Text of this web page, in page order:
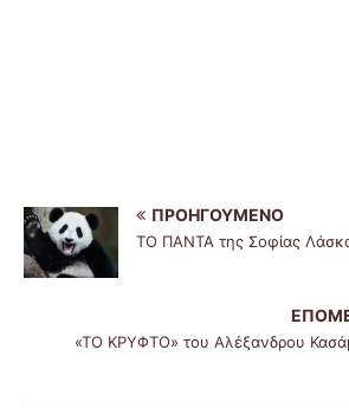
ΠΡΟΗΓΟΎΜΕΝΟ
ΤΟ ΠΑΝΤΑ της Σοφίας
«ΤΟ ΚΡΥΦΤΟ» του Αλέξανδρου